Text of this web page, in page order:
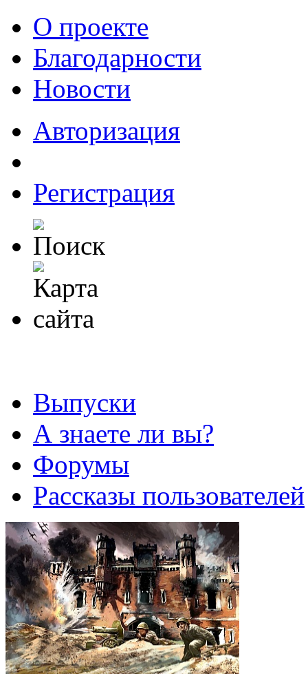
О проекте
Благодарности
Новости
Авторизация
Регистрация
Выпуски
А знаете ли вы?
Форумы
Рассказы пользователей